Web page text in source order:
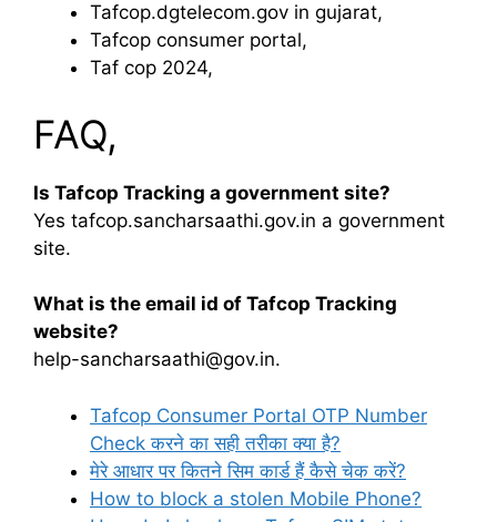
Tafcop.dgtelecom.gov in gujarat,
Tafcop consumer portal,
Taf cop 2024,
FAQ,
Is Tafcop Tracking a government site?
Yes tafcop.sancharsaathi.gov.in a government
site.
What is the email id of Tafcop Tracking
website?
help-sancharsaathi@gov.in.
Tafcop Consumer Portal OTP Number
Check करने का सही तरीका क्या है?
मेरे आधार पर कितने सिम कार्ड हैं कैसे चेक करें?
How to block a stolen Mobile Phone?